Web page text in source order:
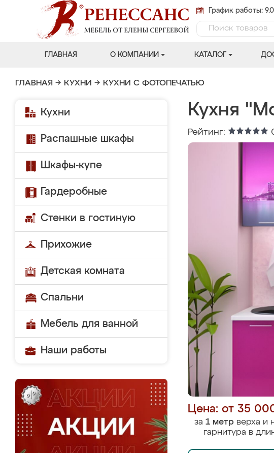
График работы:
ГЛАВНАЯ О КОМПАНИИ КАТАЛОГ
ГЛАВНАЯ → КУХНИ → КУХНИ С ФОТОПЕЧАТЬЮ
Кухни
Распашные шкафы
Шкафы-купе
Гардеробные
Стенки в гостиную
Прихожие
Детская комната
Спальни
Мебель для ванной
Наши работы
Кухня
Рейтинг:
Цена: от 35
за 1 метр верха и
гарнитура в